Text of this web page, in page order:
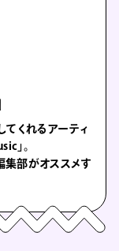
くれるアーティ
」。
集部がオススメす